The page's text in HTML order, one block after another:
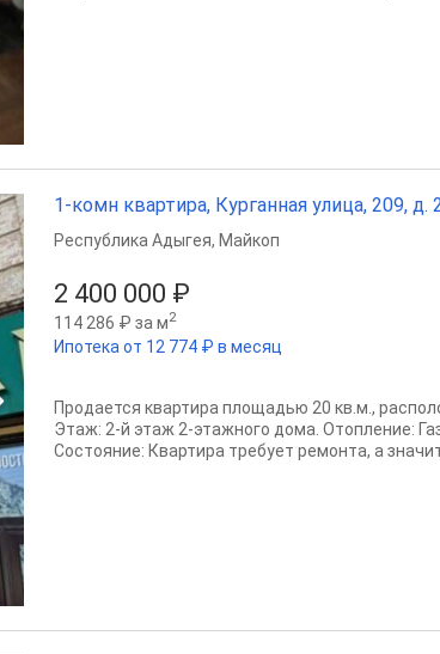
1-комн квартира, Курганная улица, 209, д.
2 400 000 ₽
114 286 ₽ за м2
Ипотека от 12 774 ₽ в месяц
Республика Адыгея, Майкоп
Продается квартира площадью 20 кв.м.,
Этаж: 2-й этаж 2-этажного дома. Отопление:
Состояние: Квартира требует ремонта, а